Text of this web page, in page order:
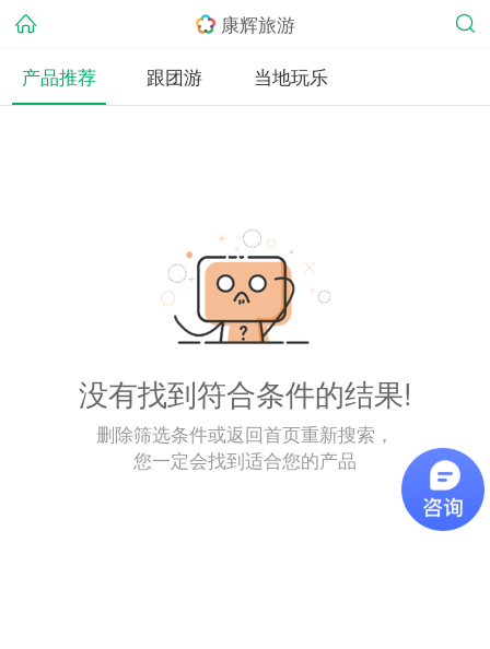
康辉旅游
产品推荐
跟团游 当地玩乐
没有找到符合条件的结果!
删除筛选条件或返回首页重新搜索，
您一定会找到适合您的产品